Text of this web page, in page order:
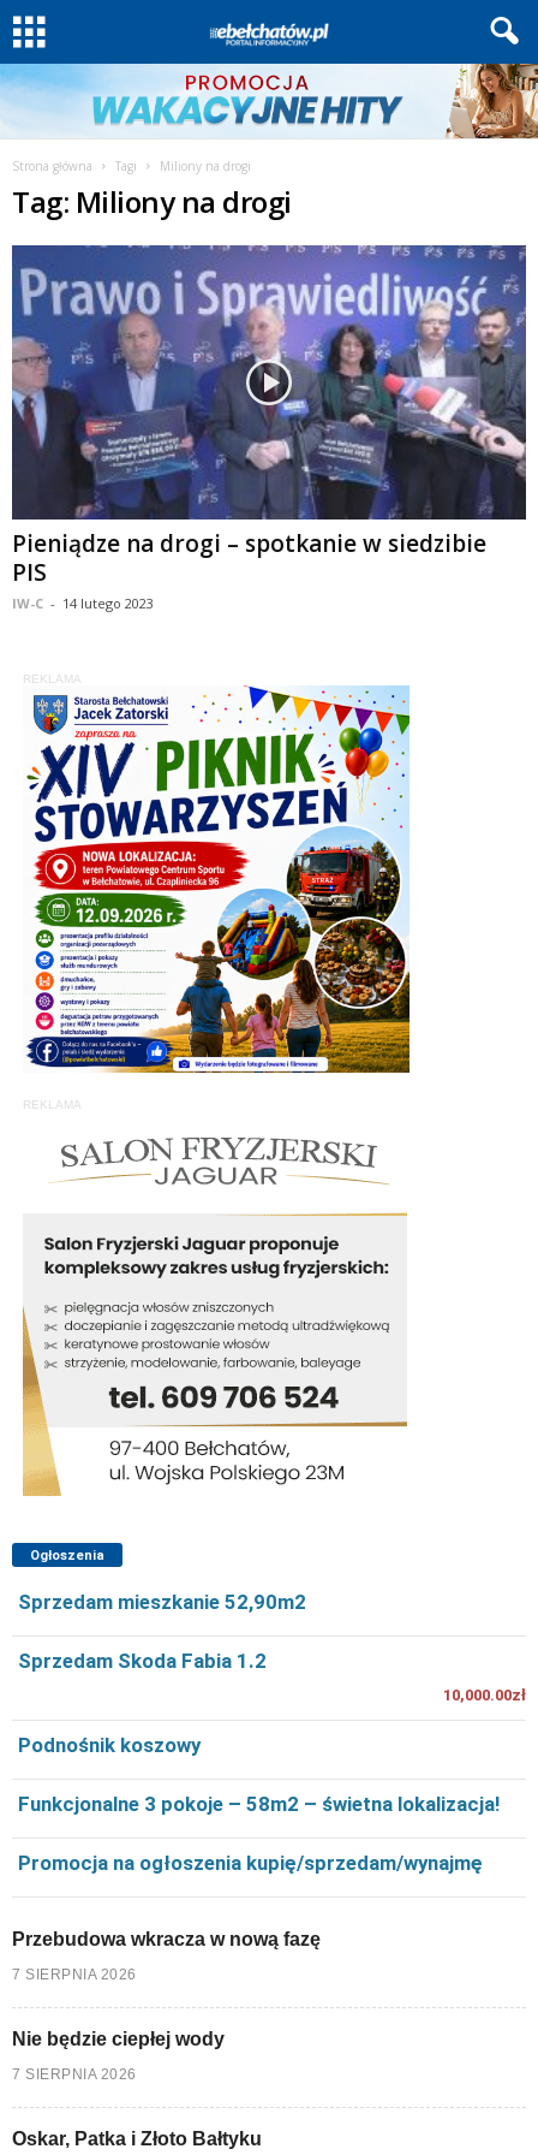
Strona główna Tagi Miliony na drogi
Tag: Miliony na drogi
Pieniądze na drogi – spotkanie w siedzibie
PIS
IW-C - 14 lutego 2023
REKLAMA
REKLAMA
Ogłoszenia
Sprzedam mieszkanie 52,90m2
Sprzedam Skoda Fabia 1.2
10,000.00zł
Podnośnik koszowy
Funkcjonalne 3 pokoje – 58m2 – świetna lokalizacja!
Promocja na ogłoszenia kupię/sprzedam/wynajmę
Przebudowa wkracza w nową fazę
7 SIERPNIA 2026
Nie będzie ciepłej wody
7 SIERPNIA 2026
Oskar, Patka i Złoto Bałtyku